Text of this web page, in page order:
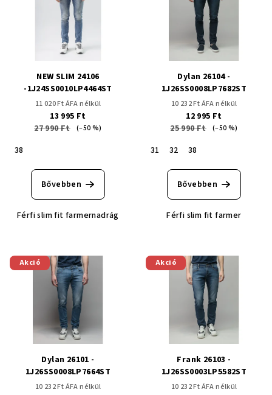
NEW SLIM 24106
-1J24SS0010LP4464ST
11 020 Ft ÁFA nélkül
13 995 Ft
27 990 Ft (–50 %)
38
Bővebben
Férfi slim fit farmernadrág
Dylan 26104 -
1J26SS0008LP7682ST
10 232 Ft ÁFA nélkül
12 995 Ft
25 990 Ft (–50 %)
31 32 38
Bővebben
Férfi slim fit farmer
Akció
Dylan 26101 -
1J26SS0008LP7664ST
10 232 Ft ÁFA nélkül
Akció
Frank 26103 -
1J26SS0003LP5582ST
10 232 Ft ÁFA nélkül